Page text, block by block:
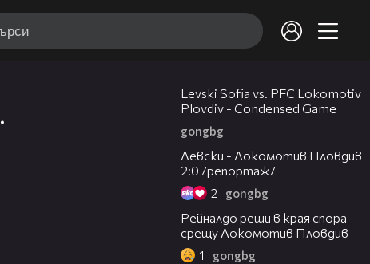
Levski Sofia vs. PFC Lokomotiv
Plovdiv - Condensed Game
gongbg
Левски - Локомотив Пловдив
2:0 /репортаж/
2 gongbg
Рейналдо реши в края спора
срещу Локомотив Пловдив
1 gongbg